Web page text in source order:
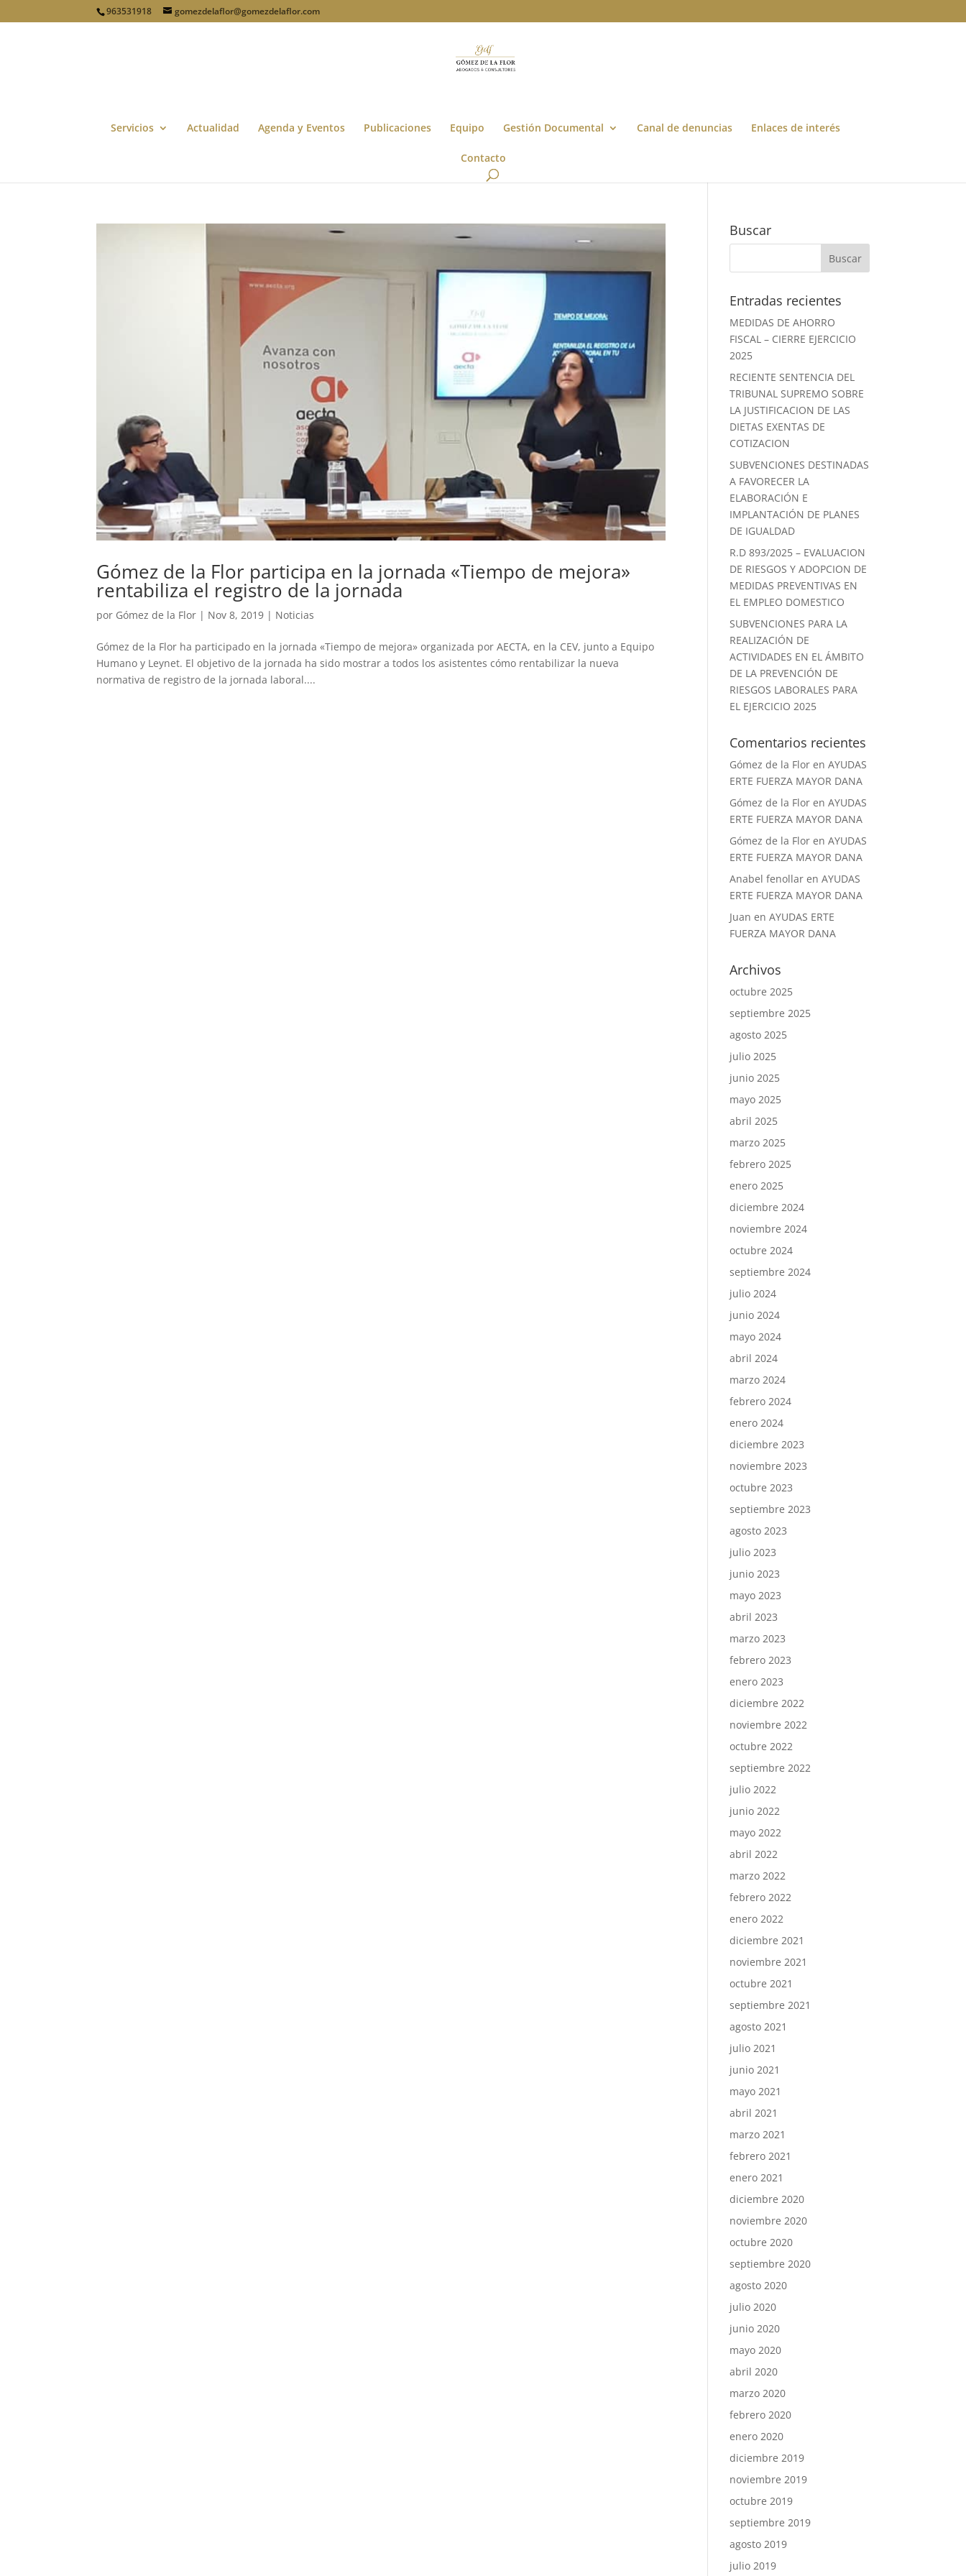
963531918 gomezdelaflor@gomezdelaflor.com
Servicios Actualidad Agenda y Eventos Publicaciones Equipo Gestión Documental Canal de denuncias Enlaces de interés
Contacto
Gómez de la Flor participa en la jornada «Tiempo de mejora»
rentabiliza el registro de la jornada
por Gómez de la Flor | Nov 8, 2019 | Noticias
Gómez de la Flor ha participado en la jornada «Tiempo de mejora» organizada por AECTA, en la CEV, junto a Equipo
Humano y Leynet. El objetivo de la jornada ha sido mostrar a todos los asistentes cómo rentabilizar la nueva
normativa de registro de la jornada laboral....
Buscar
Entradas recientes
MEDIDAS DE AHORRO
FISCAL – CIERRE EJERCICIO
2025
RECIENTE SENTENCIA DEL
TRIBUNAL SUPREMO SOBRE
LA JUSTIFICACION DE LAS
DIETAS EXENTAS DE
COTIZACION
SUBVENCIONES DESTINADAS
A FAVORECER LA
ELABORACIÓN E
IMPLANTACIÓN DE PLANES
DE IGUALDAD
R.D 893/2025 – EVALUACION
DE RIESGOS Y ADOPCION DE
MEDIDAS PREVENTIVAS EN
EL EMPLEO DOMESTICO
SUBVENCIONES PARA LA
REALIZACIÓN DE
ACTIVIDADES EN EL ÁMBITO
DE LA PREVENCIÓN DE
RIESGOS LABORALES PARA
EL EJERCICIO 2025
Comentarios recientes
Gómez de la Flor enAYUDAS
ERTE FUERZA MAYOR DANA
Gómez de la Flor enAYUDAS
ERTE FUERZA MAYOR DANA
Gómez de la Flor enAYUDAS
ERTE FUERZA MAYOR DANA
Anabel fenollar enAYUDAS
ERTE FUERZA MAYOR DANA
Juan enAYUDAS ERTE
FUERZA MAYOR DANA
Archivos
octubre 2025
septiembre 2025
agosto 2025
julio 2025
junio 2025
mayo 2025
abril 2025
marzo 2025
febrero 2025
enero 2025
diciembre 2024
noviembre 2024
octubre 2024
septiembre 2024
julio 2024
junio 2024
mayo 2024
abril 2024
marzo 2024
febrero 2024
enero 2024
diciembre 2023
noviembre 2023
octubre 2023
septiembre 2023
agosto 2023
julio 2023
junio 2023
mayo 2023
abril 2023
marzo 2023
febrero 2023
enero 2023
diciembre 2022
noviembre 2022
octubre 2022
septiembre 2022
julio 2022
junio 2022
mayo 2022
abril 2022
marzo 2022
febrero 2022
enero 2022
diciembre 2021
noviembre 2021
octubre 2021
septiembre 2021
agosto 2021
julio 2021
junio 2021
mayo 2021
abril 2021
marzo 2021
febrero 2021
enero 2021
diciembre 2020
noviembre 2020
octubre 2020
septiembre 2020
agosto 2020
julio 2020
junio 2020
mayo 2020
abril 2020
marzo 2020
febrero 2020
enero 2020
diciembre 2019
noviembre 2019
octubre 2019
septiembre 2019
agosto 2019
julio 2019